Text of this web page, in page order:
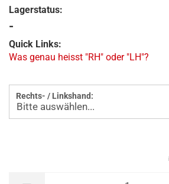
Lagerstatus:
-
Quick Links:
Was genau heisst "RH" oder "LH"?
Rechts- / Linkshand: